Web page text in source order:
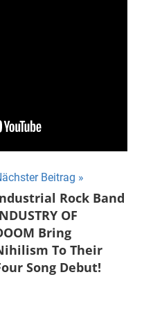
Beitrag
Rock Band
OF
Bring
To Their
Song Debut!